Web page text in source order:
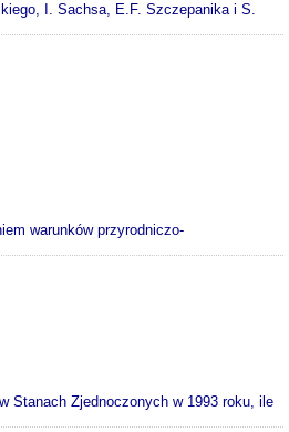
I. Sachsa, E.F. Szczepanika i S.
warunków przyrodniczo-
Stanach Zjednoczonych w 1993 roku, ile